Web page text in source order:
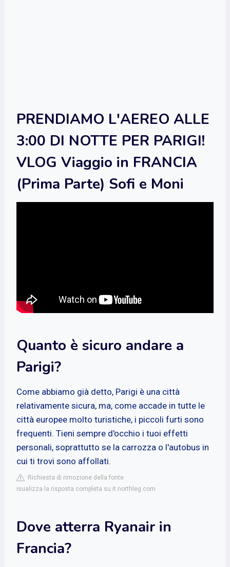
PRENDIAMO L'AEREO ALLE
3:00 DI NOTTE PER PARIGI!
VLOG Viaggio in FRANCIA
(Prima Parte) Sofi e Moni
Quanto è sicuro andare a
Parigi?
Come abbiamo già detto, Parigi è una città
relativamente sicura, ma, come accade in tutte le
città europee molto turistiche, i piccoli furti sono
frequenti. Tieni sempre d'occhio i tuoi effetti
personali, soprattutto se la carrozza o l'autobus in
cui ti trovi sono affollati.
Richiesta di rimozione della fonte
isualizza la risposta completa su it.northleg.com
Dove atterra Ryanair in
Francia?